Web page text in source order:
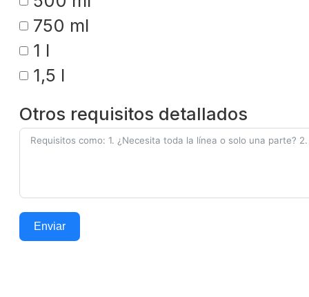
750 ml
1 l
1,5 l
Otros requisitos detallados
Enviar